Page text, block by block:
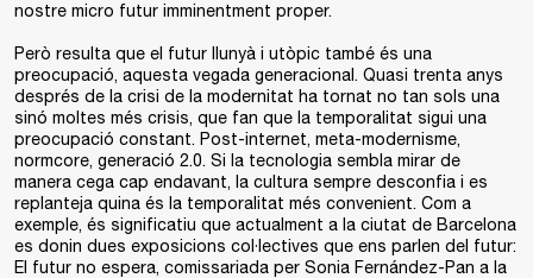
nostre micro futur imminentment proper.
Però resulta que el futur llunyà i utòpic també és una
preocupació, aquesta vegada generacional. Quasi trenta anys
després de la crisi de la modernitat ha tornat no tan sols una
sinó moltes més crisis, que fan que la temporalitat sigui una
preocupació constant. Post-internet, meta-modernisme,
normcore, generació 2.0. Si la tecnologia sembla mirar de
manera cega cap endavant, la cultura sempre desconfia i es
replanteja quina és la temporalitat més convenient. Com a
exemple, és significatiu que actualment a la ciutat de Barcelona
es donin dues exposicions col·lectives que ens parlen del futur:
El futur no espera, comissariada per Sonia Fernández-Pan a la